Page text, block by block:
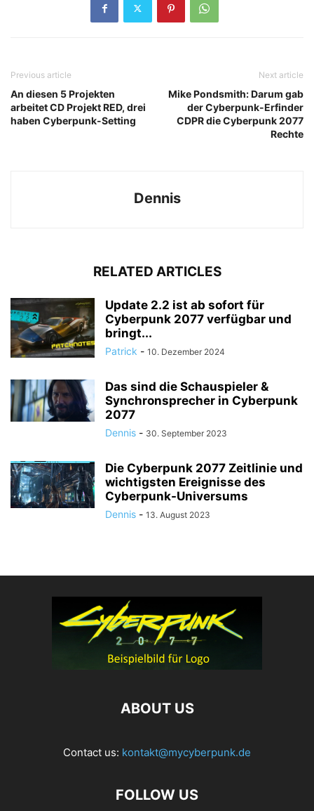
Previous article
An diesen 5 Projekten
arbeitet CD Projekt RED, drei
haben Cyberpunk-Setting
Next article
Mike Pondsmith: Darum gab
der Cyberpunk-Erfinder
CDPR die Cyberpunk 2077
Rechte
Dennis
RELATED ARTICLES
Update 2.2 ist ab sofort für
Cyberpunk 2077 verfügbar und
bringt...
Patrick - 10. Dezember 2024
Das sind die Schauspieler &
Synchronsprecher in Cyberpunk
2077
Dennis - 30. September 2023
Die Cyberpunk 2077 Zeitlinie und
wichtigsten Ereignisse des
Cyberpunk-Universums
Dennis - 13. August 2023
ABOUT US
Contact us: kontakt@mycyberpunk.de
FOLLOW US